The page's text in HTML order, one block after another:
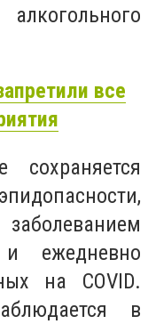
все
и ежедневно
на COVID.
в